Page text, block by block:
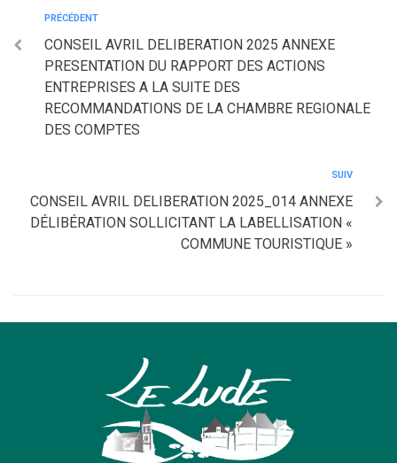
PRÉCÉDENT
CONSEIL AVRIL DELIBERATION 2025 ANNEXE
PRESENTATION DU RAPPORT DES ACTIONS
ENTREPRISES A LA SUITE DES
RECOMMANDATIONS DE LA CHAMBRE REGIONALE
DES COMPTES
SUIV
CONSEIL AVRIL DELIBERATION 2025_014 ANNEXE
DÉLIBÉRATION SOLLICITANT LA LABELLISATION «
COMMUNE TOURISTIQUE »